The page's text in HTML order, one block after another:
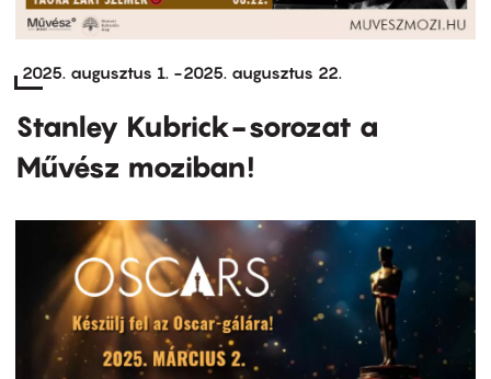
2025. augusztus 1. -2025. augusztus 22.
Stanley Kubrick-sorozat a
Művész moziban!